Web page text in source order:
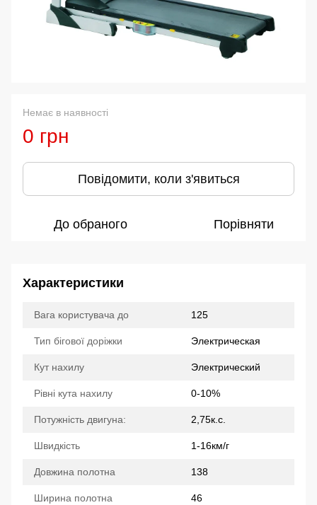
Немає в наявності
0 грн
Повідомити, коли з'явиться
До обраного Порівняти
Характеристики
Вага користувача до 125
Тип бігової доріжки Электрическая
Кут нахилу Электрический
Рівні кута нахилу 0-10%
Потужність двигуна: 2,75к.с.
Швидкість 1-16км/г
Довжина полотна 138
Ширина полотна 46